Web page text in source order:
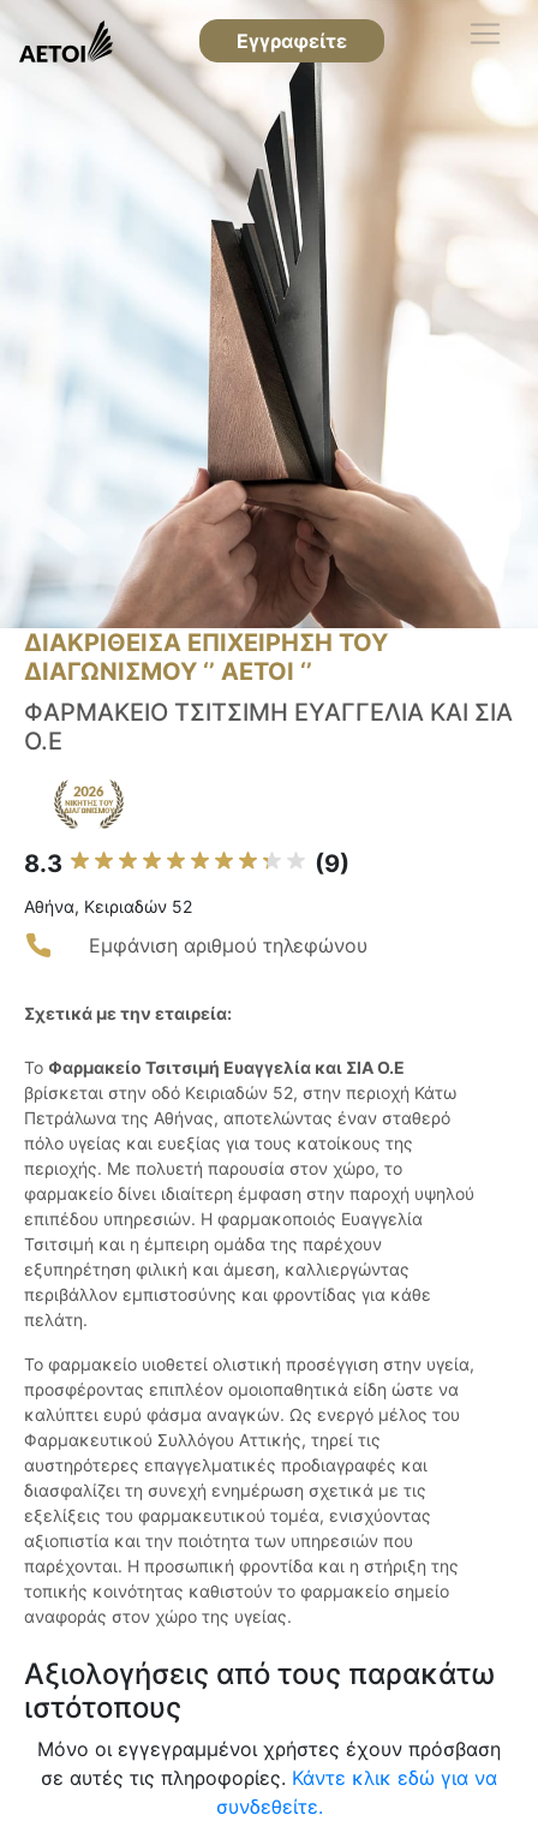
Εγγραφείτε
ΔΙΑΚΡΙΘΕΙΣΑ ΕΠΙΧΕΙΡΗΣΗ ΤΟΥ
ΔΙΑΓΩΝΙΣΜΟΥ ‘’ ΑΕΤΟΙ ‘’
ΦΑΡΜΑΚΕΙΟ ΤΣΙΤΣΙΜΗ ΕΥΑΓΓΕΛΙΑ ΚΑΙ ΣΙΑ
Ο.Ε
8.3 (9)
Αθήνα, Κειριαδών 52
Εμφάνιση αριθμού τηλεφώνου
Σχετικά με την εταιρεία:
Το Φαρμακείο Τσιτσιμή Ευαγγελία και ΣΙΑ Ο.Ε
βρίσκεται στην οδό Κειριαδών 52, στην περιοχή Κάτω
Πετράλωνα της Αθήνας, αποτελώντας έναν σταθερό
πόλο υγείας και ευεξίας για τους κατοίκους της
περιοχής. Με πολυετή παρουσία στον χώρο, το
φαρμακείο δίνει ιδιαίτερη έμφαση στην παροχή υψηλού
επιπέδου υπηρεσιών. Η φαρμακοποιός Ευαγγελία
Τσιτσιμή και η έμπειρη ομάδα της παρέχουν
εξυπηρέτηση φιλική και άμεση, καλλιεργώντας
περιβάλλον εμπιστοσύνης και φροντίδας για κάθε
πελάτη.
Το φαρμακείο υιοθετεί ολιστική προσέγγιση στην υγεία,
προσφέροντας επιπλέον ομοιοπαθητικά είδη ώστε να
καλύπτει ευρύ φάσμα αναγκών. Ως ενεργό μέλος του
Φαρμακευτικού Συλλόγου Αττικής, τηρεί τις
αυστηρότερες επαγγελματικές προδιαγραφές και
διασφαλίζει τη συνεχή ενημέρωση σχετικά με τις
εξελίξεις του φαρμακευτικού τομέα, ενισχύοντας
αξιοπιστία και την ποιότητα των υπηρεσιών που
παρέχονται. Η προσωπική φροντίδα και η στήριξη της
τοπικής κοινότητας καθιστούν το φαρμακείο σημείο
αναφοράς στον χώρο της υγείας.
Αξιολογήσεις από τους παρακάτω
ιστότοπους
Μόνο οι εγγεγραμμένοι χρήστες έχουν πρόσβαση
σε αυτές τις πληροφορίες. Κάντε κλικ εδώ για να
συνδεθείτε.